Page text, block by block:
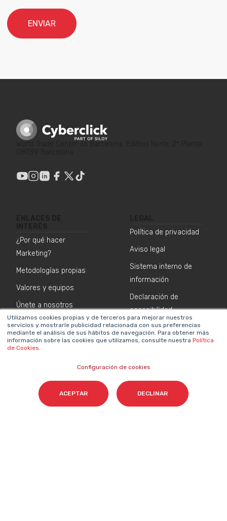
Utilizamos cookies propias y de terceros para mejorar nuestros
servicios y mostrarle publicidad relacionada con sus preferencias
mediante el análisis de sus hábitos de navegación. Para obtener más
información sobre las cookies que utilizamos, consulte nuestra Política
de Cookies.
Configuración de cookies
ACEPTAR DECLINAR
¿Por qué hacer
Marketing?
Metodologías propias
Valores y equipos
Únete a nosotros
Sala de prensa
Contacta
Política de privacidad
Aviso legal
Sistema interno de
información
Declaración de
accesibilidad
Política de cookies
NEWSLETTER SOBRE IA
*